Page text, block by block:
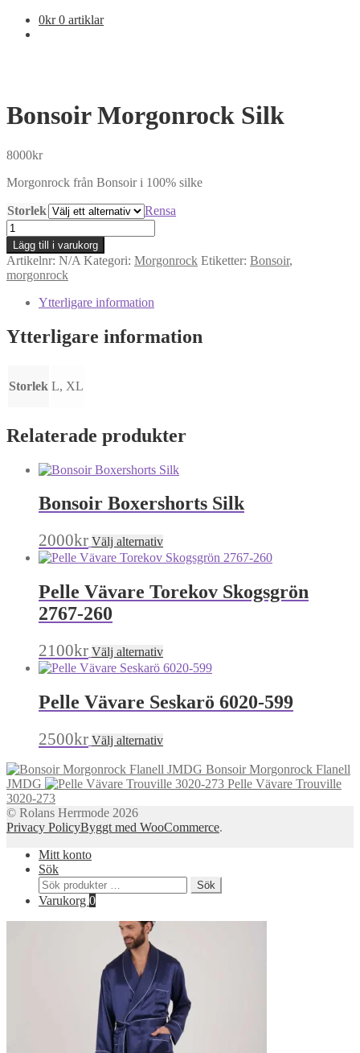
0kr 0 artiklar
Bonsoir Morgonrock Silk
8000kr
Morgonrock från Bonsoir i 100% silke
Storlek
Rensa
Bonsoir
Morgonrock
Silk
mängd
Lägg till i varukorg
Artikelnr: N/A Kategori: Morgonrock Etiketter: Bonsoir,
morgonrock
Ytterligare information
Ytterligare information
Storlek L, XL
Relaterade produkter
Bonsoir Boxershorts Silk
2000kr Välj alternativDen
här
produkten
flera
alternativen
kan
produktsidan
Pelle Vävare Torekov Skogsgrön
2767-260
2100kr Välj alternativDen
här
produkten
flera
olika
alternativen
kan
väljas
produktsidan
Pelle Vävare Seskarö 6020-599
2500kr Välj alternativDen
här
produkten
har
flera
De
olika
väljas
på
Bonsoir Morgonrock Flanell
JMDG
Pelle Vävare Trouville
3020-273
© Rolans Herrmode 2026
Privacy PolicyByggt med WooCommerce.
Mitt konto
Sök
Sök
efter:
Sök
Varukorg 0